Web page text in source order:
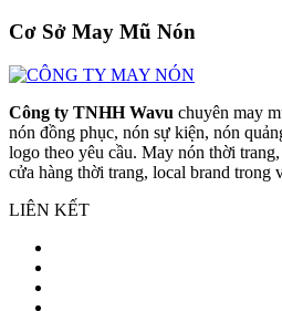
Cơ Sở May Mũ Nón
Công ty TNHH Wavu chuyên may
nón đồng phục, nón sự kiện, nón
logo theo yêu cầu. May nón thời
cửa hàng thời trang, local brand trong
LIÊN KẾT